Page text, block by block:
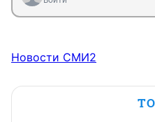
Новости СМИ2